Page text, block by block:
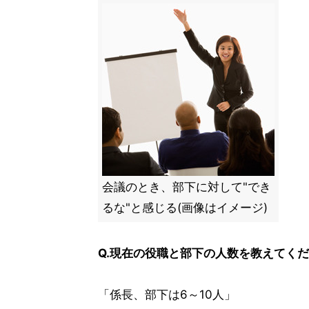
会議のとき、部下に対して"でき
るな"と感じる(画像はイメージ)
Q.現在の役職と部下の人数を教えてく
「係長、部下は6～10人」